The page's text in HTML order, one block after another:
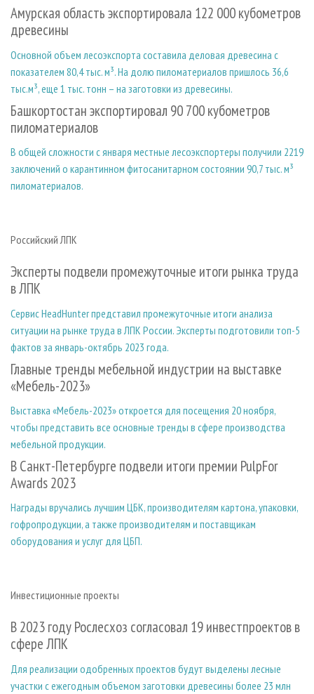
Амурская область экспортировала 122 000 кубометров
древесины
Основной объем лесоэкспорта составила деловая древесина с
показателем 80,4 тыс. м³. На долю пиломатериалов пришлось 36,6
тыс.м³, еще 1 тыс. тонн – на заготовки из древесины.
Башкортостан экспортировал 90 700 кубометров
пиломатериалов
В общей сложности с января местные лесоэкспортеры получили 2219
заключений о карантинном фитосанитарном состоянии 90,7 тыс. м³
пиломатериалов.
Российский ЛПК
Эксперты подвели промежуточные итоги рынка труда
в ЛПК
Сервис HeadHunter представил промежуточные итоги анализа
ситуации на рынке труда в ЛПК России. Эксперты подготовили топ-5
фактов за январь-октябрь 2023 года.
Главные тренды мебельной индустрии на выставке
«Мебель-2023»
Выставка «Мебель-2023» откроется для посещения 20 ноября,
чтобы представить все основные тренды в сфере производства
мебельной продукции.
В Санкт-Петербурге подвели итоги премии PulpFor
Awards 2023
Награды вручались лучшим ЦБК, производителям картона, упаковки,
гофропродукции, а также производителям и поставщикам
оборудования и услуг для ЦБП.
Инвестиционные проекты
В 2023 году Рослесхоз согласовал 19 инвестпроектов в
сфере ЛПК
Для реализации одобренных проектов будут выделены лесные
участки с ежегодным объемом заготовки древесины более 23 млн